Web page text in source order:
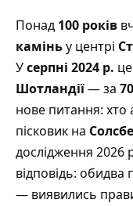
Понад 100 років
каміньу центрі
Усерпні 2024 р.
Шотландії— за
нове питання:
пісковик на
дослідження 2026
відповідь: обидва
— виявились